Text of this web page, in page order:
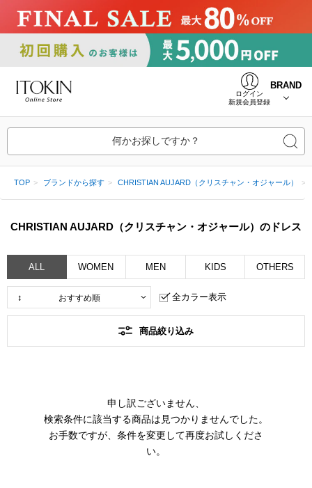
ログイン
新規会員登録
BRAND
何かお探しですか？
TOP ブランドから探す CHRISTIAN AUJARD（クリスチャン・オジャール）
CHRISTIAN AUJARD（クリスチャン・オジャール）のドレス
ALL WOMEN MEN KIDS OTHERS
全カラー表示
商品絞り込み
申し訳ございません、
検索条件に該当する商品は見つかりませんでした。
お手数ですが、条件を変更して再度お試しくださ
い。